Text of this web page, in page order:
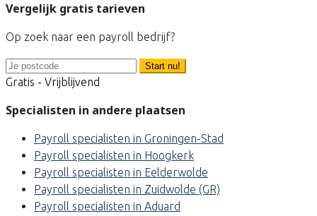
Vergelijk gratis tarieven
Op zoek naar een payroll bedrijf?
Start nu!
Gratis - Vrijblijvend
Specialisten in andere plaatsen
Payroll specialisten in Groningen-Stad
Payroll specialisten in Hoogkerk
Payroll specialisten in Eelderwolde
Payroll specialisten in Zuidwolde (GR)
Payroll specialisten in Aduard